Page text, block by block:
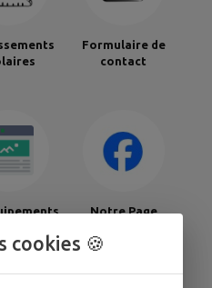
Formulaire de
contact
Notre Page
cookies 🍪